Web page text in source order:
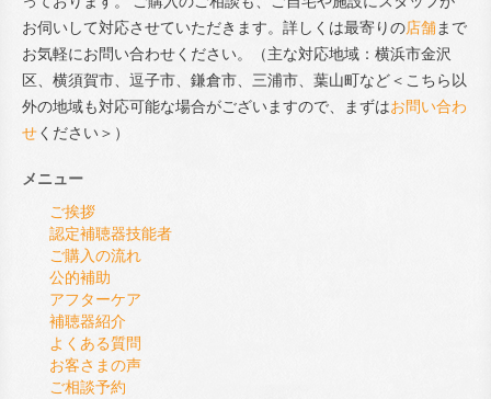
お伺いして対応させていただきます。詳しくは最寄りの店舗まで
お気軽にお問い合わせください。（主な対応地域：横浜市金沢
区、横須賀市、逗子市、鎌倉市、三浦市、葉山町など＜こちら以
外の地域も対応可能な場合がございますので、まずはお問い合わ
せください＞）
メニュー
ご挨拶
認定補聴器技能者
ご購入の流れ
公的補助
アフターケア
補聴器紹介
よくある質問
お客さまの声
ご相談予約